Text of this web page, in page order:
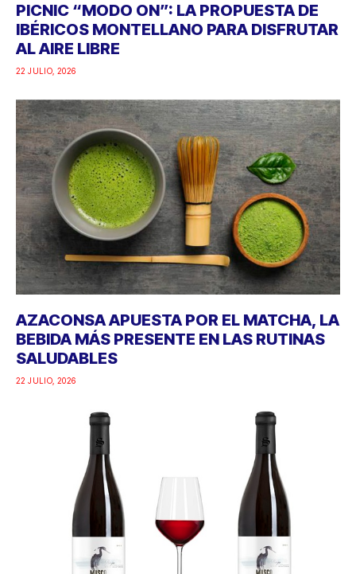
PICNIC “MODO ON”: LA PROPUESTA DE
IBÉRICOS MONTELLANO PARA DISFRUTAR
AL AIRE LIBRE
22 JULIO, 2026
AZACONSA APUESTA POR EL MATCHA, LA
BEBIDA MÁS PRESENTE EN LAS RUTINAS
SALUDABLES
22 JULIO, 2026